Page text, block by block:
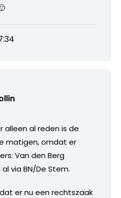
alleen al reden is de
matigen, omdat er
Van den Berg
via BN/De Stem.
er nu een rechtszaak